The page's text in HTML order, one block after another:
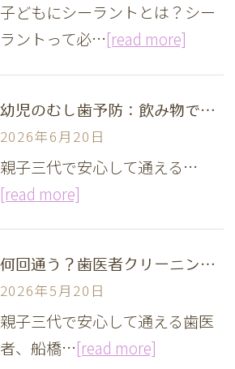
子どもにシーラントとは？シー
ラントって必…[read more]
幼児のむし歯予防：飲み物で変わる6つの習慣
2026年6月20日
親子三代で安心して通える…
[read more]
何回通う？歯医者クリーニングの頻度とその理由
2026年5月20日
親子三代で安心して通える歯医
者、船橋…[read more]